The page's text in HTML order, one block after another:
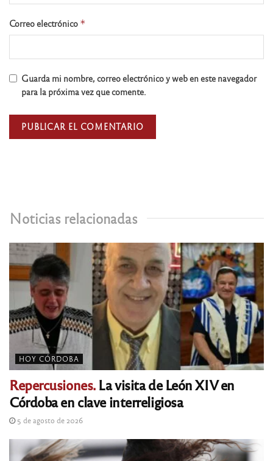
Noticias relacionadas
HOY CÓRDOBA
Repercusiones.La visita de León XIV en
Córdoba en clave interreligiosa
5 de agosto de 2026
Correo electrónico *
Guarda mi nombre, correo electrónico y web en este navegador
para la próxima vez que comente.